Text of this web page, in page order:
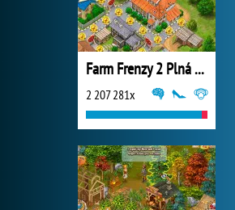
Farm Frenzy 2 Plná Verze
2 207 281x